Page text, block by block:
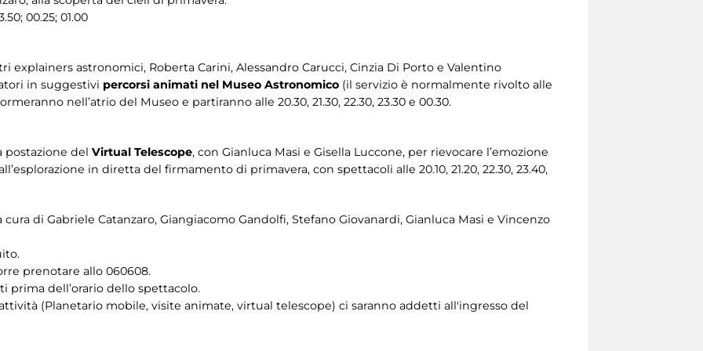
00.25; 01.00
explainers astronomici, Roberta Carini, Alessandro Carucci, Cinzia Di Porto e Valentino
in suggestivi percorsi animati nel Museo Astronomico (il servizio è normalmente rivolto alle
nell’atrio del Museo e partiranno alle 20.30, 21.30, 22.30, 23.30 e 00.30.
postazione del Virtual Telescope, con Gianluca Masi e Gisella Luccone, per rievocare l’emozione
in diretta del firmamento di primavera, con spettacoli alle 20.10, 21.20, 22.30, 23.40,
cura di Gabriele Catanzaro, Giangiacomo Gandolfi, Stefano Giovanardi, Gianluca Masi e Vincenzo
prenotare allo 060608.
prima dell’orario dello spettacolo.
(Planetario mobile, visite animate, virtual telescope) ci saranno addetti all'ingresso del